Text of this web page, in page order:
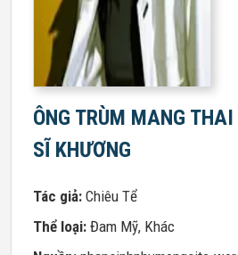
ÔNG TRÙM MANG
SĨ KHƯƠNG
Tác giả: Chiêu Tể
Thể loại: Đam Mỹ, Khác